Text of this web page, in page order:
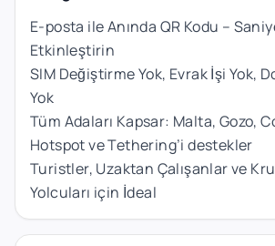
E-posta ile Anında QR Kodu –
Etkinleştirin
SIM Değiştirme Yok, Evrak İşi Yok,
Yok
Tüm Adaları Kapsar: Malta, Gozo,
Hotspot ve Tethering’i destekler
Turistler, Uzaktan Çalışanlar ve
Yolcuları için İdeal